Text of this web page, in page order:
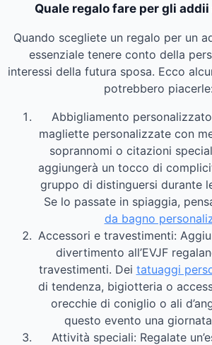
Quale regalo fare per gli
Quando scegliete un regalo per un
essenziale tenere conto della
interessi della futura sposa. Ecco
potrebbero piacerle:
Abbigliamento
magliette personalizzate con
soprannomi o citazioni
aggiungerà un tocco di
gruppo di distinguersi durante
Se lo passate in spiaggia,
da bagno
Accessori e travestimenti:
divertimento all’EVJF
travestimenti. Dei tatuaggi
di tendenza, bigiotteria o
orecchie di coniglio o ali
questo evento una
Attività speciali: Regalate